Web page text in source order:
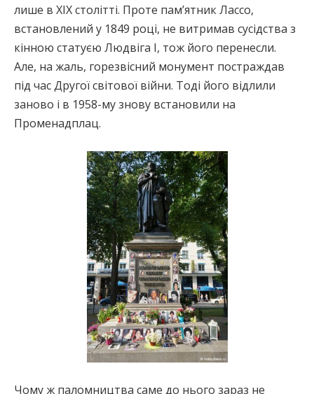
лише в ХІХ столітті. Проте пам’ятник Лассо,
встановлений у 1849 році, не витримав сусідства з
кінною статуєю Людвіга I, тож його перенесли.
Але, на жаль, горезвісний монумент постраждав
під час Другої світової війни. Тоді його відлили
заново і в 1958-му знову встановили на
Променадплац.
Чому ж паломництва саме до нього зараз не